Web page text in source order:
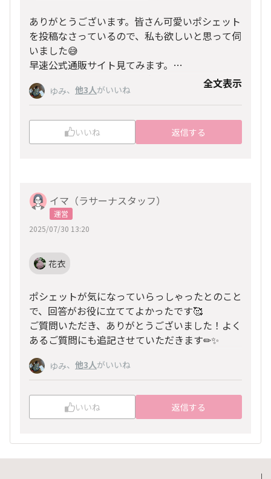
ありがとうございます。皆さん可愛いポシェット
を投稿なさっているので、私も欲しいと思って伺
いました😅
早速公式通販サイト見てみます。
スマホなので、嬉しい〜案内でした💕😊
ゆみ、 他3人がいいね 全文表示
いいね 返信する
イマ（ラサーナスタッフ）
運営
2025/07/30 13:20
花衣
ポシェットが気になっていらっしゃったとのこと
で、回答がお役に立ててよかったです🥰
ご質問いただき、ありがとうございました！よく
あるご質問にも追記させていただきます✏✨
ゆみ、 他3人がいいね
いいね 返信する